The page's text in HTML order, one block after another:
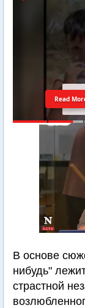
Read
В основе
нибудь"
страстной